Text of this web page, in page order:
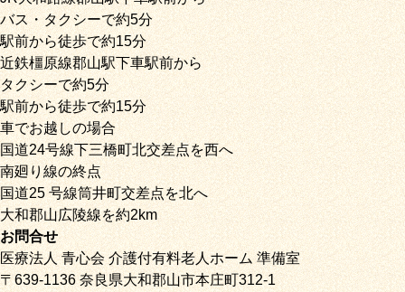
バス・タクシーで約5分
駅前から徒歩で約15分
近鉄橿原線郡山駅下車駅前から
タクシーで約5分
駅前から徒歩で約15分
車でお越しの場合
国道24号線下三橋町北交差点を西へ
南廻り線の終点
国道25 号線筒井町交差点を北へ
大和郡山広陵線を約2km
お問合せ
医療法人 青心会 介護付有料老人ホーム 準備室
〒639-1136 奈良県大和郡山市本庄町312-1